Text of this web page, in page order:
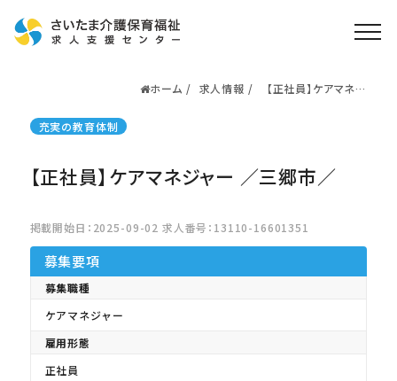
求人検索
資格取得なら
さいたま介護アカデミー
お役立ち情報
ご利用の流れ
よくある質問
ホーム 求人情報
【正社員】ケアマネジャ
充実の教育体制
【正社員】ケアマネジャー ／三郷市／
掲載開始日：2025-09-02 求人番号：13110-16601351
募集要項
募集職種
ケアマネジャー
雇用形態
正社員